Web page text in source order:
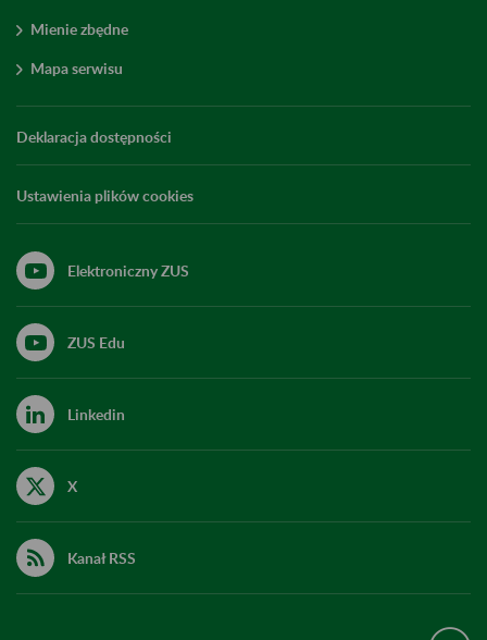
Mienie zbędne
Mapa serwisu
Deklaracja dostępności
Ustawienia plików cookies
Elektroniczny ZUS
ZUS Edu
Linkedin
X
Kanał RSS